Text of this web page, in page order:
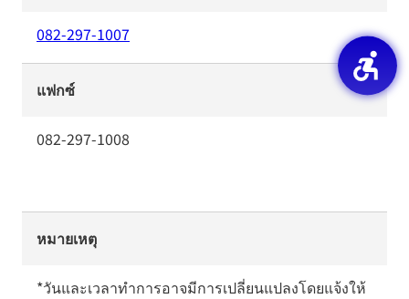
082-297-1007
แฟกซ์
082-297-1008
หมายเหตุ
*วันและเวลาทำการอาจมีการเปลี่ยนแปลงโดยแจ้งให้